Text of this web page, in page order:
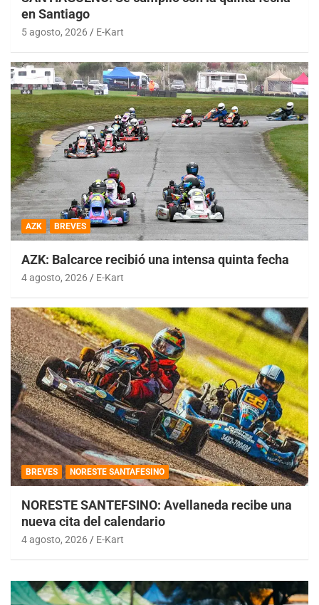
en Santiago
5 agosto, 2026 E-Kart
AZK BREVES
AZK: Balcarce recibió una intensa quinta fecha
4 agosto, 2026 E-Kart
BREVES NORESTE SANTAFESINO
NORESTE SANTEFSINO: Avellaneda recibe una
nueva cita del calendario
4 agosto, 2026 E-Kart